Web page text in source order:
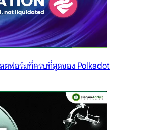
ฟอร์มที่ครบที่สุดของ Polkadot